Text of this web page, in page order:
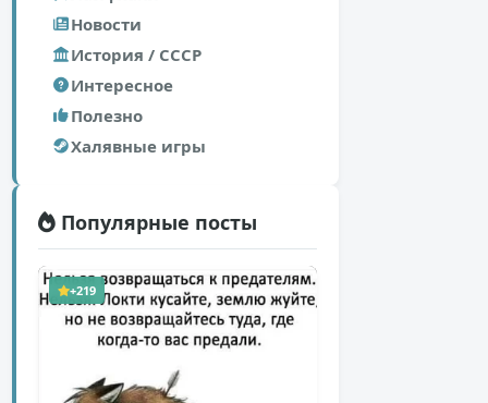
Новости
История / СССР
Интересное
Полезно
Халявные игры
Популярные посты
+219